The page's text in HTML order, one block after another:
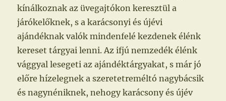
kínálkoznak az üvegajtókon keresztül a
járókelőknek, s a karácsonyi és újévi
ajándéknak valók mindenfelé kezdenek élénk
kereset tárgyai lenni. Az ifjú nemzedék élénk
vággyal lesegeti az ajándéktárgyakat, s már jó
előre hízelegnek a szeretetreméltó nagybácsik
és nagynéniknek, nehogy karácsony és újév